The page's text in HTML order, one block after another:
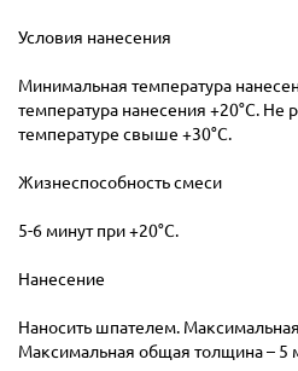
Условия нанесения
Минимальная температура
температура нанесения +20°С. Не
температуре свыше +30°С.
Жизнеспособность смеси
5-6 минут при +20°С.
Нанесение
Наносить шпателем.
Максимальная общая толщина – 5